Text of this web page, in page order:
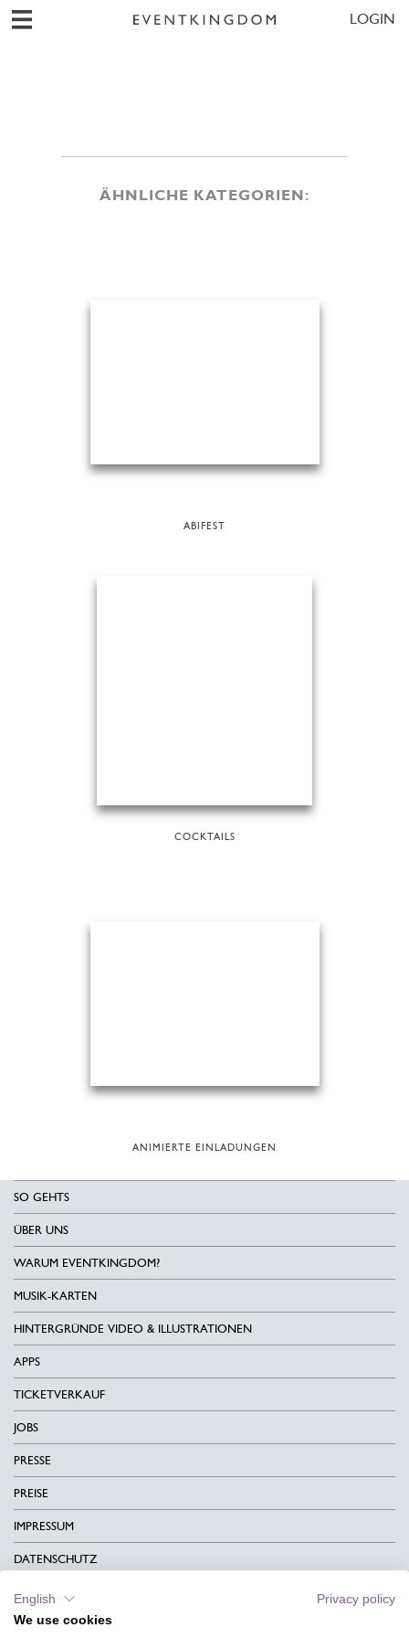
LOGIN
ÄHNLICHE KATEGORIEN:
ABIFEST
COCKTAILS
ANIMIERTE EINLADUNGEN
SO GEHTS
ÜBER UNS
WARUM EVENTKINGDOM?
MUSIK-KARTEN
HINTERGRÜNDE VIDEO & ILLUSTRATIONEN
APPS
TICKETVERKAUF
JOBS
PRESSE
PREISE
IMPRESSUM
DATENSCHUTZ
KONTAKT
AGB
English
Privacy policy
We use cookies